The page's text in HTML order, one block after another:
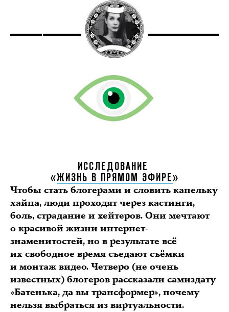
ИССЛЕДОВАНИЕ
«ЖИЗНЬ В ПРЯМОМ ЭФИРЕ»
Чтобы стать блогерами и словить капельку
хайпа, люди проходят через кастинги,
боль, страдание и хейтеров. Они мечтают
о красивой жизни интернет-
знаменитостей, но в результате всё
их свободное время съедают съёмки
и монтаж видео. Четверо (не очень
известных) блогеров рассказали самиздату
«Батенька, да вы трансформер», почему
нельзя выбраться из виртуальности.